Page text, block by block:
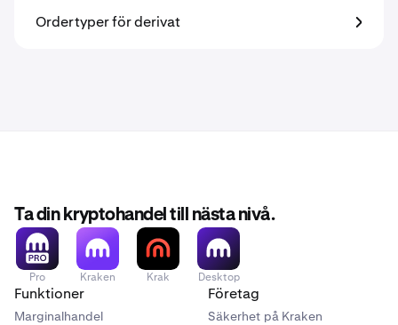
Ordertyper för derivat
Ta din kryptohandel till nästa nivå.
Pro Kraken Krak Desktop
Funktioner
Marginalhandel
Företag
Säkerhet på Kraken